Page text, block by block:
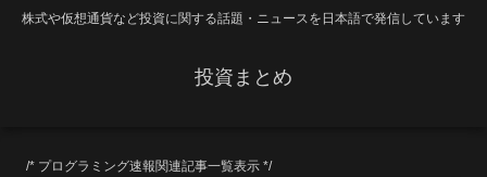
株式や仮想通貨など投資に関する話題・ニュースを日本語で発信しています
投資まとめ
/* プログラミング速報関連記事一覧表示 */